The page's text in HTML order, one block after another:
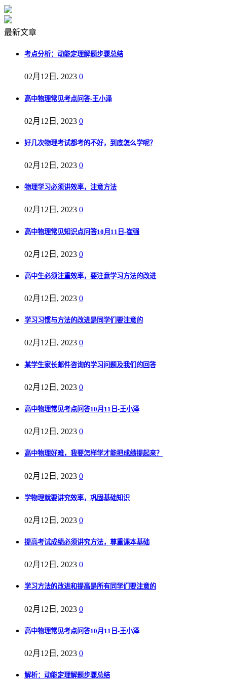
最新文章
考点分析：动能定理解题步骤总结
02月12日, 2023 0
高中物理常见考点问答-王小泽
02月12日, 2023 0
好几次物理考试都考的不好，到底怎么学呢？
02月12日, 2023 0
物理学习必须讲效率，注意方法
02月12日, 2023 0
高中物理常见知识点问答10月11日-崔强
02月12日, 2023 0
高中生必须注重效率，要注意学习方法的改进
02月12日, 2023 0
学习习惯与方法的改进是同学们要注意的
02月12日, 2023 0
某学生家长邮件咨询的学习问题及我们的回答
02月12日, 2023 0
高中物理常见考点问答10月11日-王小泽
02月12日, 2023 0
高中物理好难，我要怎样学才能把成绩提起来？
02月12日, 2023 0
学物理就要讲究效率，巩固基础知识
02月12日, 2023 0
提高考试成绩必须讲究方法，尊重课本基础
02月12日, 2023 0
学习方法的改进和提高是所有同学们要注意的
02月12日, 2023 0
高中物理常见考点问答10月11日-王小泽
02月12日, 2023 0
解析：动能定理解题步骤总结